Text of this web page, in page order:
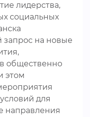
лидерства,
социальных
запрос на новые
общественно
этом
для
направления